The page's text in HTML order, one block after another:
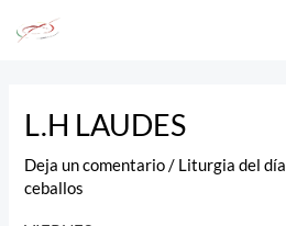
L.H LAUDES
Deja un comentario / Liturgia del día
ceballos